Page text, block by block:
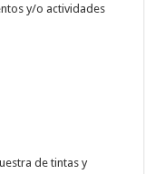
y/o actividades
de tintas y